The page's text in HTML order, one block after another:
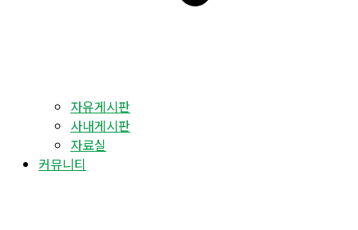
자유게시판
사내게시판
자료실
커뮤니티